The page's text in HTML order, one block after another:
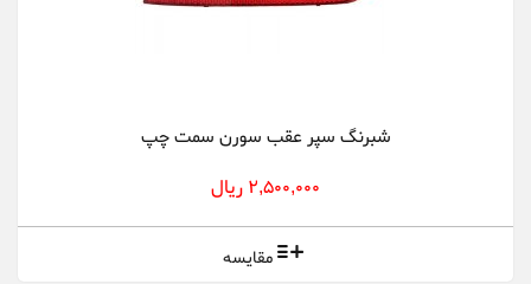
شبرنگ سپر عقب سورن سمت چپ
2,500,000 ریال
مقایسه